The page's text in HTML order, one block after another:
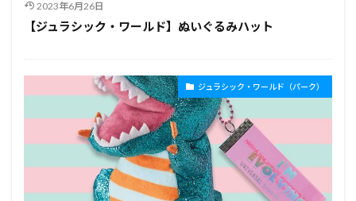
2023年6月26日
【ジュラシック・ワールド】ぬいぐるみハット
ジュラシック・ワールド（パーク）